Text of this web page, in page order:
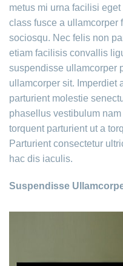
metus mi urna facilisi
class fusce a ullamcorper
sociosqu. Nec felis non
etiam facilisis convallis
suspendisse ullamcorper
ullamcorper sit. Imperdiet
parturient molestie
phasellus vestibulum
torquent parturient ut a
Parturient consectetur
hac dis iaculis.
Suspendisse